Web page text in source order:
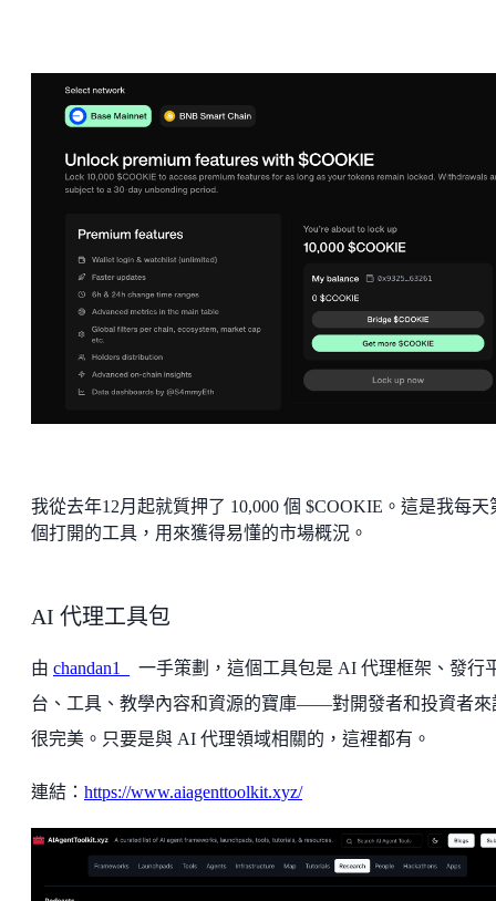
我從去年12月起就質押了 10,000 個 $COOKIE。這是我每天
個打開的工具，用來獲得易懂的市場概況。
AI 代理工具包
由 chandan1_
一手策劃，這個工具包是 AI 代理框架、發行
台、工具、教學內容和資源的寶庫——對開發者和投資者來
很完美。只要是與 AI 代理領域相關的，這裡都有。
連結： https://www.aiagenttoolkit.xyz/